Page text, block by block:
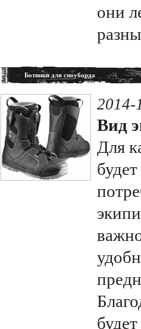
они
Ботинки для сноуборда
2014-
Вид
Для